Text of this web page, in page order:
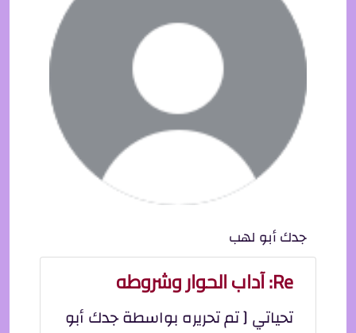
جدك أبو لهب
Re: آداب الحوار وشروطه
تحياتي [ تم تحريره بواسطة جدك أبو